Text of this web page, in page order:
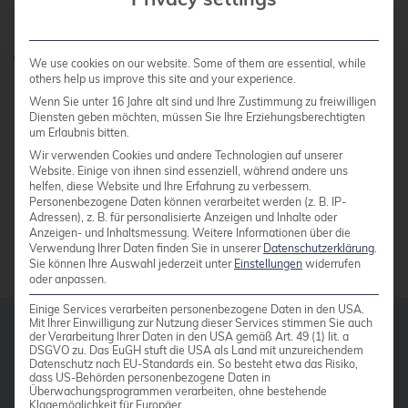
Meet us
Do you have any questions?
0800 credati(v)
+49 2161 9174200
Write e-mail
CONTACT US
From our blog
We use cookies on our website. Some of them are essential, while
others help us improve this site and your experience.
Wenn Sie unter 16 Jahre alt sind und Ihre Zustimmung zu freiwilligen
Diensten geben möchten, müssen Sie Ihre Erziehungsberechtigten
um Erlaubnis bitten.
Wir verwenden Cookies und andere Technologien auf unserer
Website. Einige von ihnen sind essenziell, während andere uns
helfen, diese Website und Ihre Erfahrung zu verbessern.
Personenbezogene Daten können verarbeitet werden (z. B. IP-
Adressen), z. B. für personalisierte Anzeigen und Inhalte oder
Anzeigen- und Inhaltsmessung. Weitere Informationen über die
Verwendung Ihrer Daten finden Sie in unserer Datenschutzerklärung.
Sie können Ihre Auswahl jederzeit unter Einstellungen widerrufen
oder anpassen.
Einige Services verarbeiten personenbezogene Daten in den USA.
Mit Ihrer Einwilligung zur Nutzung dieser Services stimmen Sie auch
der Verarbeitung Ihrer Daten in den USA gemäß Art. 49 (1) lit. a
DSGVO zu. Das EuGH stuft die USA als Land mit unzureichendem
Datenschutz nach EU-Standards ein. So besteht etwa das Risiko,
dass US-Behörden personenbezogene Daten in
Überwachungsprogrammen verarbeiten, ohne bestehende
Klagemöglichkeit für Europäer.